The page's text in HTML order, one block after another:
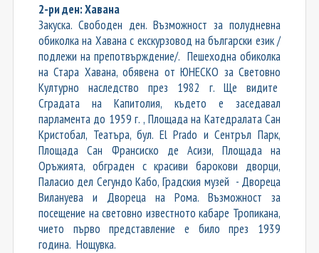
2-ри ден: Хавана
Закуска. Свободен ден. Възможност за полудневна
обиколка на Хавана с екскурзовод на български език /
подлежи на препотвърждение/. Пешеходна обиколка
на Стара Хавана, обявена от ЮНЕСКО за Световно
Културно наследство през 1982 г. Ще видите
Сградата на Капитолия, където е заседавал
парламента до 1959 г. , Площада на Катедралата Сан
Кристобал, Театъра, бул. El Prado и Сентръл Парк,
Площада Сан Франсиско де Асизи, Площада на
Оръжията, обграден с красиви барокови дворци,
Паласио дел Сегундо Кабо, Градския музей - Двореца
Вилануева и Двореца на Рома. Възможност за
посещение на световно известното кабаре Тропикана,
чието първо представление е било през 1939
година. Нощувка.